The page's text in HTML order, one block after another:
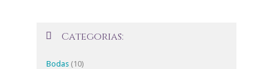
 Categorias:
Bodas (10)